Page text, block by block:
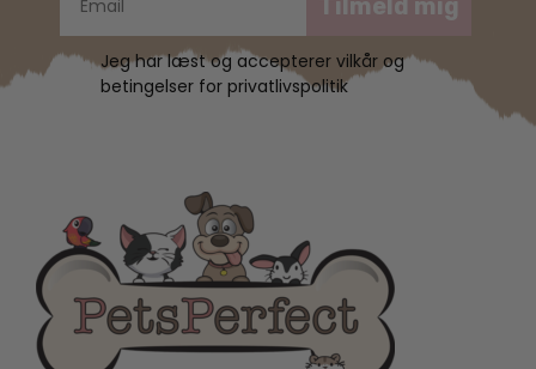
Tilmeld mig
Jeg har læst og accepterer vilkår og
betingelser for privatlivspolitik